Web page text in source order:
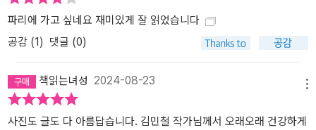
파리에 가고 싶네요 재미있게 잘 읽었습니다
공감 (1 ) 댓글 (0)
책읽는녀성 2024-08-23
사진도 글도 다 아름답습니다. 김민철 작가님께서 오래오래 건강하게